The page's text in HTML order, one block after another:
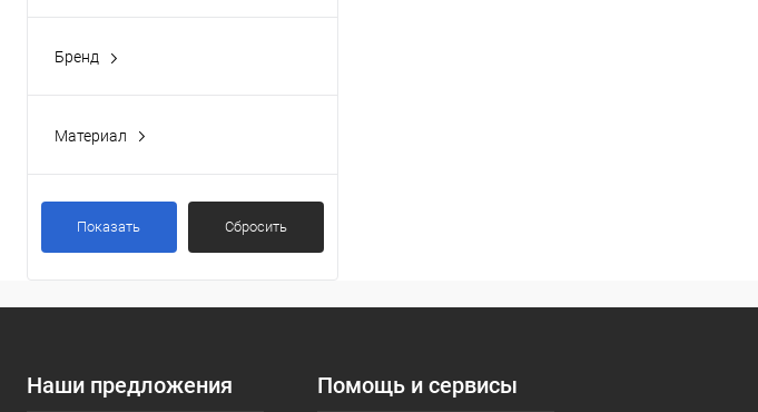
Бренд
Материал
Показать Сбросить
Наши предложения Помощь и сервисы